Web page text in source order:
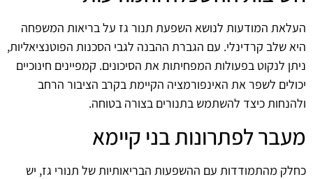
העלאת המודעות לנושא השפעת תנור גז על בריאות המשפחה
היא שלב קרדינלי. עם הגברת ההבנה לגבי הסכנות הפוטנציאליות,
ניתן לנקוט בפעולות המפחיתות את הסיכונים. קמפיינים חינוכיים
יכולים לשפר את האינפורמציה הקיימת בקרב הציבור הרחב
ולהנחות כיצד להשתמש בתנורים בצורה בטוחה.
מעבר לפתרונות בני קיימא
כחלק מהתמודדות עם ההשפעות הבריאותיות של תנורי גז, יש